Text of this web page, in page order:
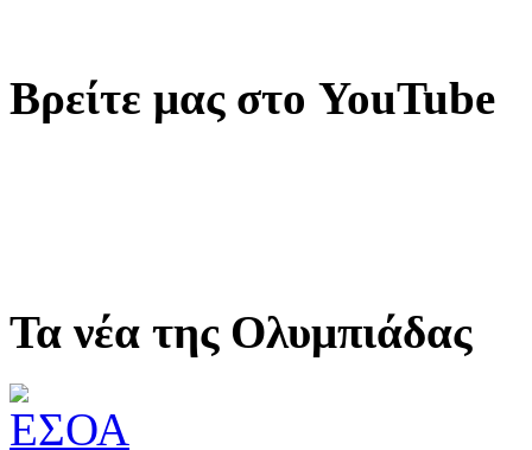
Βρείτε μας στο YouTube
Τα νέα της Ολυμπιάδας